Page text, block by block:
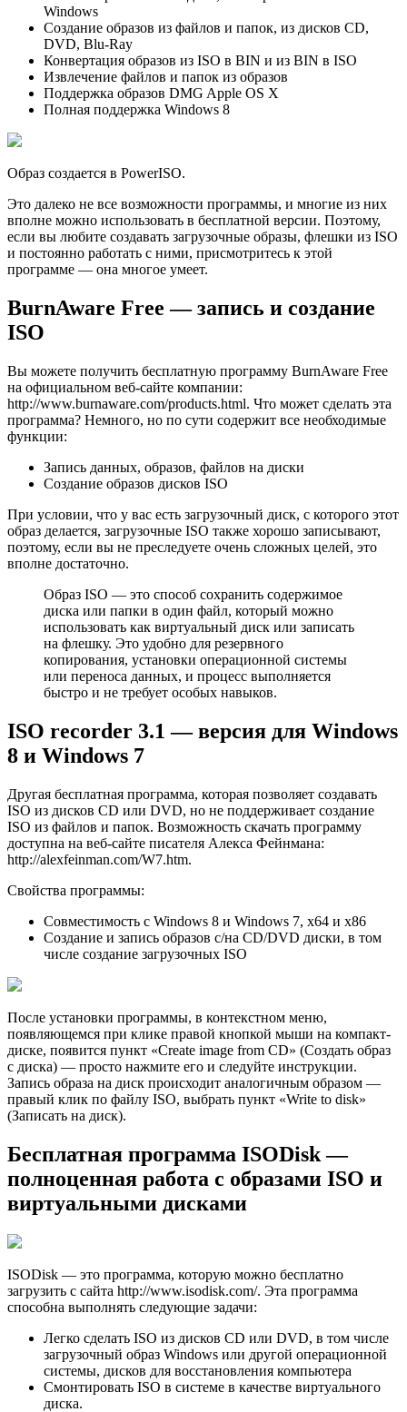
Windows
Создание образов из файлов и папок, из дисков CD,
DVD, Blu-Ray
Конвертация образов из ISO в BIN и из BIN в ISO
Извлечение файлов и папок из образов
Поддержка образов DMG Apple OS X
Полная поддержка Windows 8
Образ создается в PowerISO.
Это далеко не все возможности программы, и многие из них
вполне можно использовать в бесплатной версии. Поэтому,
если вы любите создавать загрузочные образы, флешки из ISO
и постоянно работать с ними, присмотритесь к этой
программе — она многое умеет.
BurnAware Free — запись и создание
ISO
Вы можете получить бесплатную программу BurnAware Free
на официальном веб-сайте компании:
http://www.burnaware.com/products.html. Что может сделать эта
программа? Немного, но по сути содержит все необходимые
функции:
Запись данных, образов, файлов на диски
Создание образов дисков ISO
При условии, что у вас есть загрузочный диск, с которого этот
образ делается, загрузочные ISO также хорошо записывают,
поэтому, если вы не преследуете очень сложных целей, это
вполне достаточно.
Образ ISO — это способ сохранить содержимое
диска или папки в один файл, который можно
использовать как виртуальный диск или записать
на флешку. Это удобно для резервного
копирования, установки операционной системы
или переноса данных, и процесс выполняется
быстро и не требует особых навыков.
ISO recorder 3.1 — версия для Windows
8 и Windows 7
Другая бесплатная программа, которая позволяет создавать
ISO из дисков CD или DVD, но не поддерживает создание
ISO из файлов и папок. Возможность скачать программу
доступна на веб-сайте писателя Алекса Фейнмана:
http://alexfeinman.com/W7.htm.
Свойства программы:
Совместимость с Windows 8 и Windows 7, x64 и x86
Создание и запись образов с/на CD/DVD диски, в том
числе создание загрузочных ISO
После установки программы, в контекстном меню,
появляющемся при клике правой кнопкой мыши на компакт-
диске, появится пункт «Create image from CD» (Создать образ
с диска) — просто нажмите его и следуйте инструкции.
Запись образа на диск происходит аналогичным образом —
правый клик по файлу ISO, выбрать пункт «Write to disk»
(Записать на диск).
Бесплатная программа ISODisk —
полноценная работа с образами ISO и
виртуальными дисками
ISODisk — это программа, которую можно бесплатно
загрузить с сайта http://www.isodisk.com/. Эта программа
способна выполнять следующие задачи:
Легко сделать ISO из дисков CD или DVD, в том числе
загрузочный образ Windows или другой операционной
системы, дисков для восстановления компьютера
Смонтировать ISO в системе в качестве виртуального
диска.